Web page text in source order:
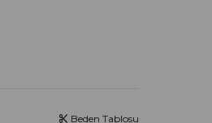
Beden Tablosu